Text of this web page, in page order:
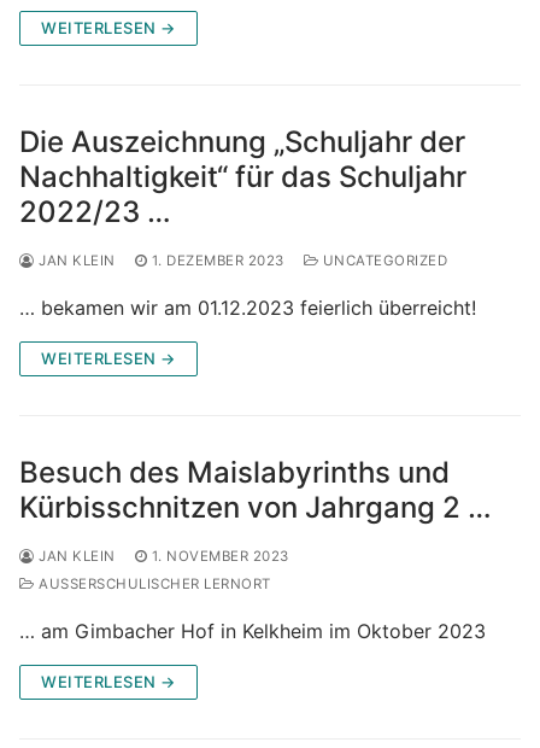
WEITERLESEN →
Die Auszeichnung „Schuljahr der
Nachhaltigkeit“ für das Schuljahr
2022/23 …
JAN KLEIN 1. DEZEMBER 2023 UNCATEGORIZED
… bekamen wir am 01.12.2023 feierlich überreicht!
WEITERLESEN →
Besuch des Maislabyrinths und
Kürbisschnitzen von Jahrgang 2 …
JAN KLEIN
1. NOVEMBER 2023
AUSSERSCHULISCHER LERNORT
… am Gimbacher Hof in Kelkheim im Oktober 2023
WEITERLESEN →